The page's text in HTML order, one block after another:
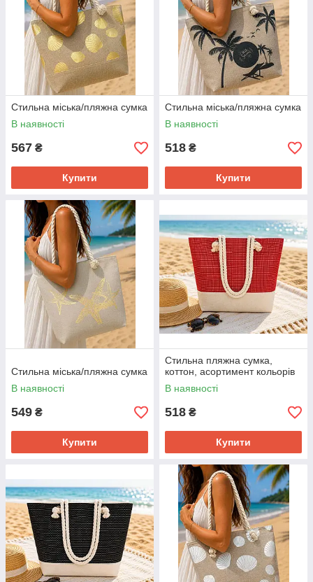
Стильна міська/пляжна сумка
В наявності
567 ₴
Купити
Стильна міська/пляжна сумка
В наявності
518 ₴
Купити
Стильна міська/пляжна сумка
В наявності
549 ₴
Купити
Стильна пляжна сумка,
коттон, асортимент кольорів
В наявності
518 ₴
Купити